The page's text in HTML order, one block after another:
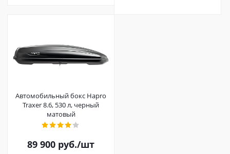
Автомобильный бокс Hapro
Traxer 8.6, 530 л, черный
матовый
89 900 руб./шт